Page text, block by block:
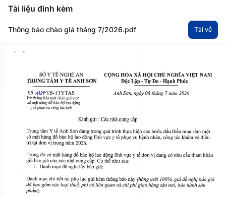
Tài liệu đính kèm
Thông báo chào giá tháng 7/2026.pdf Tải về